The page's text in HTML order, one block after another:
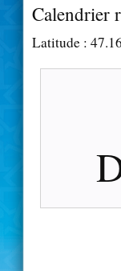
Calendrier
Latitude :